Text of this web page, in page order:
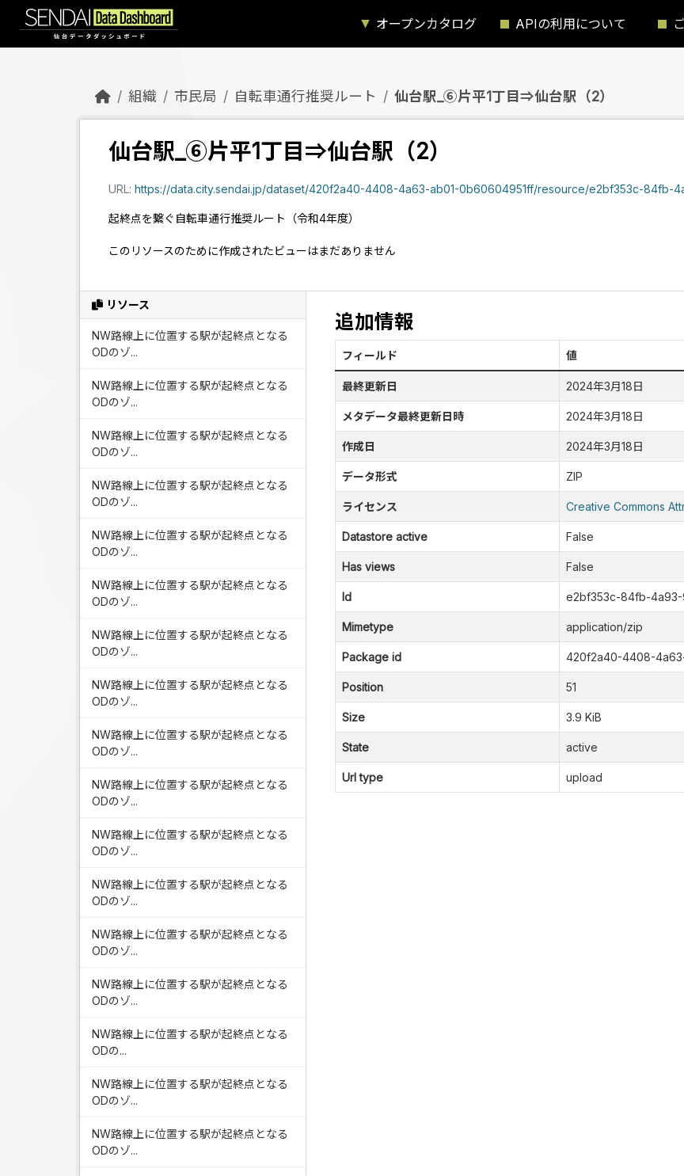
Skip to main content
オープンカタログ APIの利用について
組織 市民局 自転車通行推奨ルート 仙台駅_⑥片平1丁目⇒仙台駅（2）
仙台駅_⑥片平1丁目⇒仙台駅（2）
URL: https://data.city.sendai.jp/dataset/420f2a40-4408-4a63-ab01-0b60604951ff/resource/e2bf353c-84fb-4a93-9eea-
起終点を繋ぐ自転車通行推奨ルート（令和4年度）
このリソースのために作成されたビューはまだありません
リソース
NW路線上に位置する駅が起終点となる
ODのゾ...
NW路線上に位置する駅が起終点となる
ODのゾ...
NW路線上に位置する駅が起終点となる
ODのゾ...
NW路線上に位置する駅が起終点となる
ODのゾ...
NW路線上に位置する駅が起終点となる
ODのゾ...
NW路線上に位置する駅が起終点となる
ODのゾ...
NW路線上に位置する駅が起終点となる
ODのゾ...
NW路線上に位置する駅が起終点となる
ODのゾ...
NW路線上に位置する駅が起終点となる
ODのゾ...
NW路線上に位置する駅が起終点となる
ODのゾ...
NW路線上に位置する駅が起終点となる
ODのゾ...
NW路線上に位置する駅が起終点となる
ODのゾ...
NW路線上に位置する駅が起終点となる
ODのゾ...
NW路線上に位置する駅が起終点となる
ODのゾ...
NW路線上に位置する駅が起終点となる
ODの...
NW路線上に位置する駅が起終点となる
ODのゾ...
NW路線上に位置する駅が起終点となる
ODのゾ...
追加情報
フィールド 値
最終更新日 2024年3月18日
メタデータ最終更新日時 2024年3月18日
作成日 2024年3月18日
データ形式 ZIP
ライセンス Creative Commons
Datastore active False
Has views False
Id e2bf353c-84fb-
Mimetype application/zip
Package id 420f2a40-4408-
Position 51
Size 3.9 KiB
State active
Url type upload